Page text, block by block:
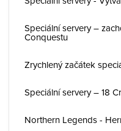
Speciální servery –
Conquestu
Zrychlený začátek
Speciální servery – 18
Northern Legends -